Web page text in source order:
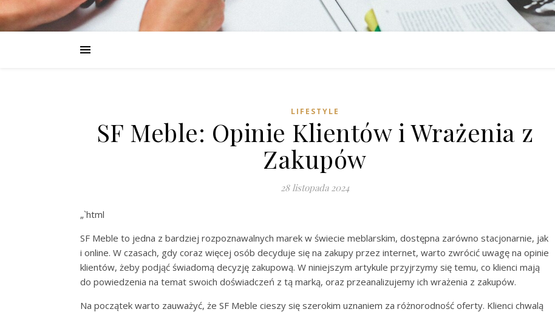
LIFESTYLE
SF Meble: Opinie Klientów i Wrażenia z
Zakupów
28 listopada 2024
„`html
SF Meble to jedna z bardziej rozpoznawalnych marek w świecie meblarskim, dostępna zarówno stacjonarnie, jak
i online. W czasach, gdy coraz więcej osób decyduje się na zakupy przez internet, warto zwrócić uwagę na opinie
klientów, żeby podjąć świadomą decyzję zakupową. W niniejszym artykule przyjrzymy się temu, co klienci mają
do powiedzenia na temat swoich doświadczeń z tą marką, oraz przeanalizujemy ich wrażenia z zakupów.
Na początek warto zauważyć, że SF Meble cieszy się szerokim uznaniem za różnorodność oferty. Klienci chwalą